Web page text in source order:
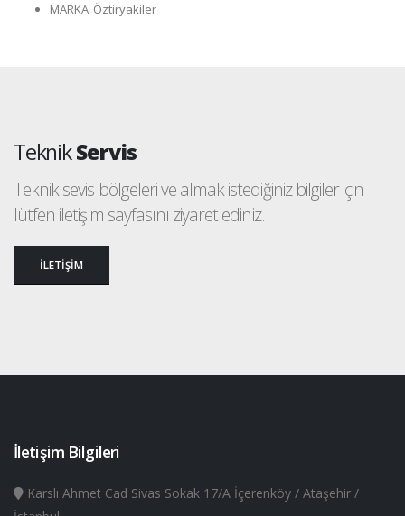
MARKA Öztiryakiler
TeknikServis
Teknik sevis bölgeleri ve almak istediğiniz bilgiler için
lütfen iletişim sayfasını ziyaret ediniz.
İLETİŞİM
İletişim Bilgileri
Karslı Ahmet Cad Sivas Sokak 17/A İçerenköy / Ataşehir /